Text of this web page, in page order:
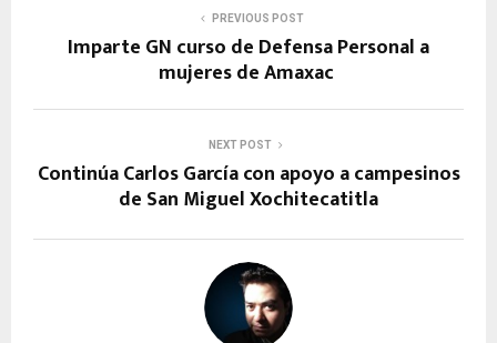
PREVIOUS POST
Imparte GN curso de Defensa Personal a
mujeres de Amaxac
NEXT POST
Continúa Carlos García con apoyo a campesinos
de San Miguel Xochitecatitla